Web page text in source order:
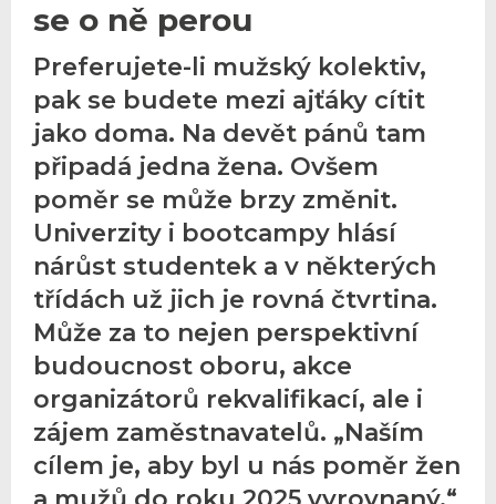
se o ně perou
Preferujete-li mužský kolektiv,
pak se budete mezi ajťáky cítit
jako doma. Na devět pánů tam
připadá jedna žena. Ovšem
poměr se může brzy změnit.
Univerzity i bootcampy hlásí
nárůst studentek a v některých
třídách už jich je rovná čtvrtina.
Může za to nejen perspektivní
budoucnost oboru, akce
organizátorů rekvalifikací, ale i
zájem zaměstnavatelů. „Naším
cílem je, aby byl u nás poměr žen